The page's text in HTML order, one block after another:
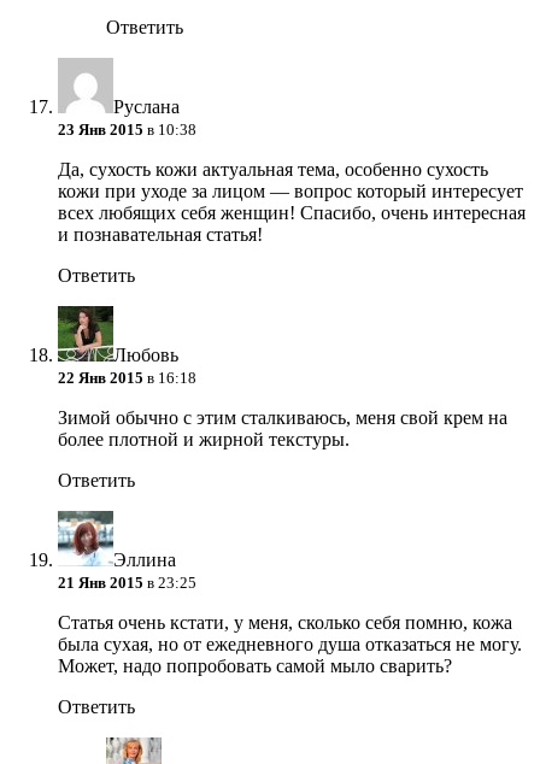
Ответить
Руслана
23 Янв 2015 в 10:38
Да, сухость кожи актуальная тема, особенно сухость
кожи при уходе за лицом — вопрос который интересует
всех любящих себя женщин! Спасибо, очень интересная
и познавательная статья!
Ответить
Любовь
22 Янв 2015 в 16:18
Зимой обычно с этим сталкиваюсь, меня свой крем на
более плотной и жирной текстуры.
Ответить
Эллина
21 Янв 2015 в 23:25
Статья очень кстати, у меня, сколько себя помню, кожа
была сухая, но от ежедневного душа отказаться не могу.
Может, надо попробовать самой мыло сварить?
Ответить